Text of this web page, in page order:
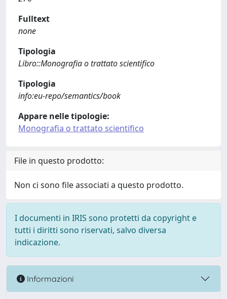
Fulltext
none
Tipologia
Libro::Monografia o trattato scientifico
Tipologia
info:eu-repo/semantics/book
Appare nelle tipologie:
Monografia o trattato scientifico
File in questo prodotto:
Non ci sono file associati a questo prodotto.
I documenti in IRIS sono protetti da copyright e
tutti i diritti sono riservati, salvo diversa
indicazione.
Informazioni